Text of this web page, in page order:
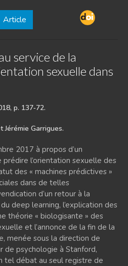
Article
service de la
sexuelle dans
p. 137‑72.
Garrigues.
2017 à propos d’un
l’orientation sexuelle des
des « machines prédictives »
dans de telles
d’un retour à la
deep learning, l’explication des
théorie « biologisante » des
et l’annonce de la fin de la
menée sous la direction de
de psychologie à Stanford,
tel débat au seul registre de